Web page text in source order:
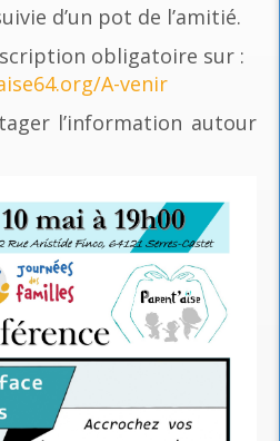
d’un pot de l’amitié.
obligatoire sur :
A-venir
l’information autour